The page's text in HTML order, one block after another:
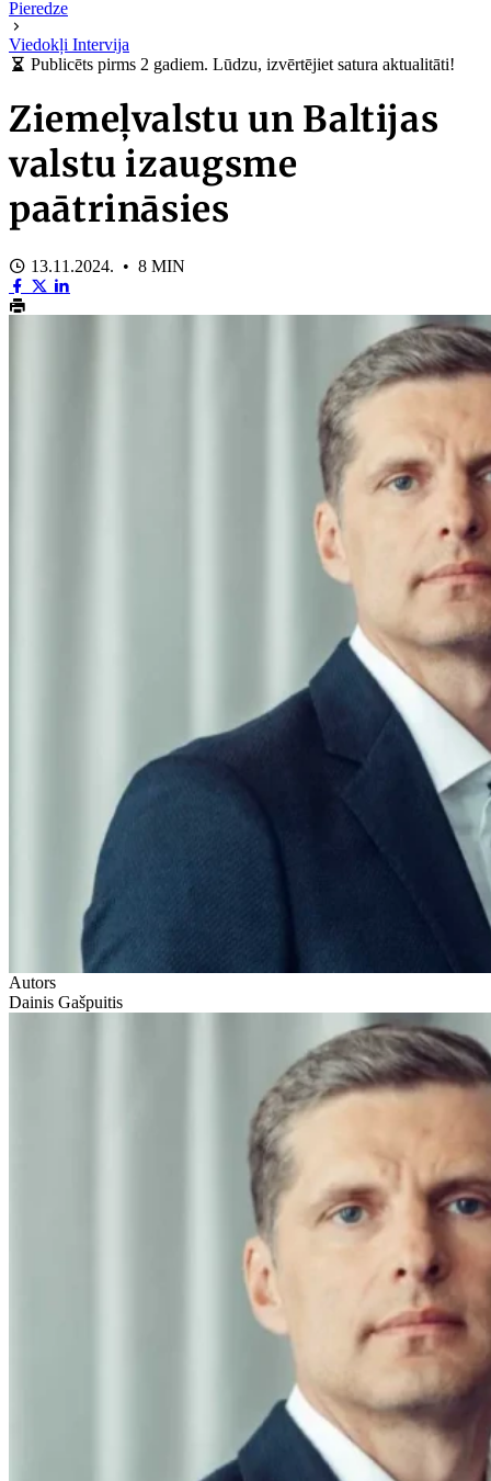
Pieredze
Viedokļi Intervija
Publicēts pirms 2 gadiem. Lūdzu, izvērtējiet satura aktualitāti!
Ziemeļvalstu un Baltijas
valstu izaugsme
paātrināsies
13.11.2024. • 8 MIN
Autors
Dainis Gašpuitis